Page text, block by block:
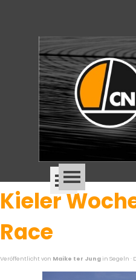
Menü
Menü
Kieler
Race
Veröffentlicht von Maike ter Jung in Segeln ·